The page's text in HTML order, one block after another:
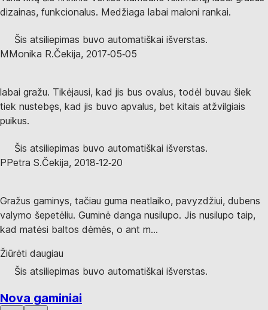
dizainas, funkcionalus. Medžiaga labai maloni rankai.
Šis atsiliepimas buvo automatiškai išverstas.
MMonika R.Čekija, 2017‑05‑05
labai gražu. Tikėjausi, kad jis bus ovalus, todėl buvau šiek
tiek nustebęs, kad jis buvo apvalus, bet kitais atžvilgiais
puikus.
Šis atsiliepimas buvo automatiškai išverstas.
PPetra S.Čekija, 2018‑12‑20
Gražus gaminys, tačiau guma neatlaiko, pavyzdžiui, dubens
valymo šepetėliu. Guminė danga nusilupo. Jis nusilupo taip,
kad matėsi baltos dėmės, o ant m...
Žiūrėti daugiau
Šis atsiliepimas buvo automatiškai išverstas.
Nova gaminiai